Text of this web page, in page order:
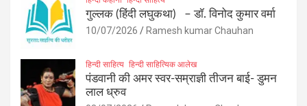
गुल्लक (हिंदी लघुकथा) – डॉ. विनोद कुमार वर्मा
10/07/2026 Ramesh kumar Chauhan
हिन्दी साहित्य हिन्दी साहित्यिक आलेख
पंडवानी की अमर स्वर-सम्राज्ञी तीजन बाई- डुमन
लाल ध्रुव